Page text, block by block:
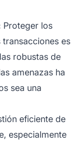
Proteger los
es
robustas de
amenazas ha
sea una
eficiente de
especialmente